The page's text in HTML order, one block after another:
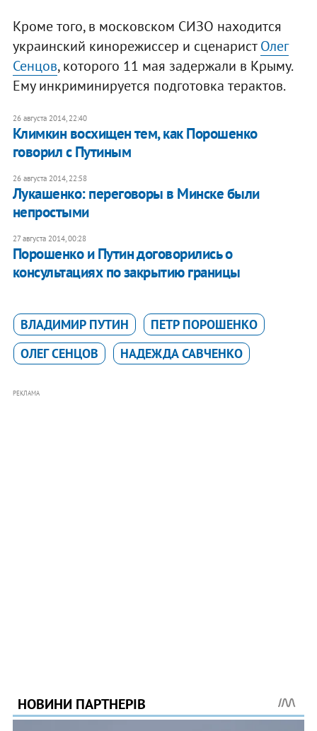
Кроме того, в московском СИЗО находится
украинский кинорежиссер и сценаристОлег
Сенцов, которого 11 мая задержали в Крыму.
Ему инкриминируется подготовка терактов.
26 августа 2014, 22:40
Климкин восхищен тем, как Порошенко
говорил с Путиным
26 августа 2014, 22:58
Лукашенко: переговоры в Минске были
непростыми
27 августа 2014, 00:28
Порошенко и Путин договорились о
консультациях по закрытию границы
ВЛАДИМИР ПУТИН
ПЕТР ПОРОШЕНКО
ОЛЕГ СЕНЦОВ
НАДЕЖДА САВЧЕНКО
РЕКЛАМА